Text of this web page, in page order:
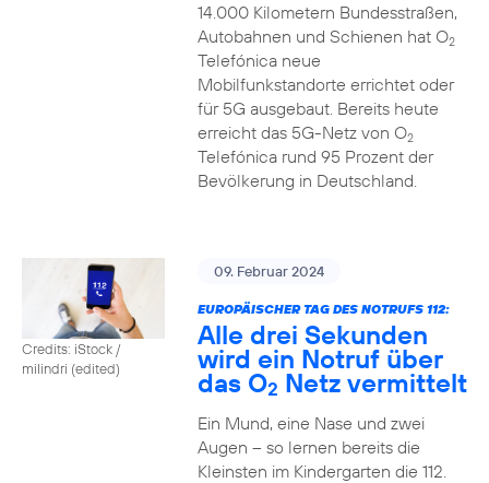
14.000 Kilometern Bundesstraßen,
Autobahnen und Schienen hat O2
Telefónica neue
Mobilfunkstandorte errichtet oder
für 5G ausgebaut. Bereits heute
erreicht das 5G-Netz von O2
Telefónica rund 95 Prozent der
Bevölkerung in Deutschland.
Credits: iStock /
milindri (edited)
09. Februar 2024
EUROPÄISCHER TAG DES NOTRUFS 112:
Alle drei Sekunden
wird ein Notruf über
das O2 Netz vermittelt
Ein Mund, eine Nase und zwei
Augen – so lernen bereits die
Kleinsten im Kindergarten die 112.